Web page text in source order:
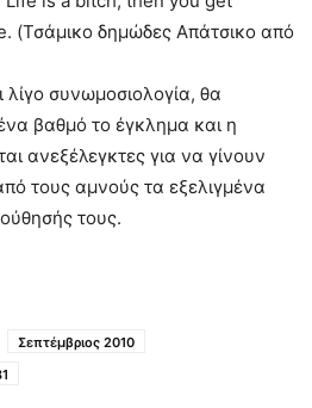
(Τσάμικο δημώδες Απάτσικο από
λίγο συνωμοσιολογία, θα
βαθμό το έγκλημα και η
ανεξέλεγκτες για να γίνουν
τους αμνούς τα εξελιγμένα
τους.
Σεπτέμβριος 2010